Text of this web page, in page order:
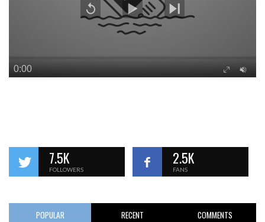
7.5K
FOLLOWERS
2.5K
FANS
POPULAR RECENT COMMENTS